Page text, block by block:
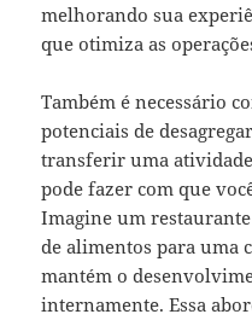
melhorando sua
que otimiza as
Também é necessário
potenciais de
transferir uma
pode fazer com que
Imagine um
de alimentos para uma
mantém o
internamente. Essa